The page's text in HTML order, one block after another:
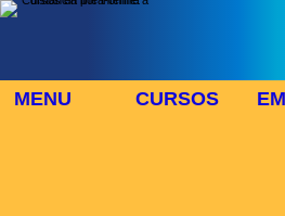
MENU CURSOS